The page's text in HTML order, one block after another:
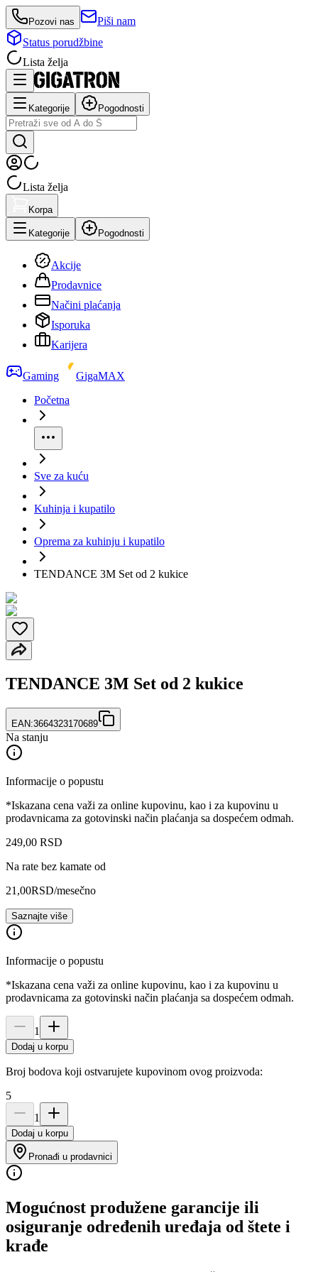
Pozovi nas
Piši nam
Status porudžbine
Lista želja
Kategorije Pogodnosti
Lista želja
Korpa
Kategorije Pogodnosti
Akcije
Prodavnice
Načini plaćanja
Isporuka
Karijera
Gaming
GigaMAX
Početna
Sve za kuću
Kuhinja i kupatilo
Oprema za kuhinju i kupatilo
TENDANCE 3M Set od 2 kukice
TENDANCE 3M Set od 2 kukice
EAN:3664323170689
Na stanju
Informacije o popustu
*Iskazana cena važi za online kupovinu, kao i za kupovinu u
prodavnicama za gotovinski način plaćanja sa dospećem odmah.
249,00 RSD
Na rate bez kamate od
21,00RSD/mesečno
Saznajte više
Informacije o popustu
*Iskazana cena važi za online kupovinu, kao i za kupovinu u
prodavnicama za gotovinski način plaćanja sa dospećem odmah.
1
Dodaj u korpu
Broj bodova koji ostvarujete kupovinom ovog proizvoda:
5
1
Dodaj u korpu
Pronađi u prodavnici
Mogućnost produžene garancije ili
osiguranje određenih uređaja od štete i
krađe